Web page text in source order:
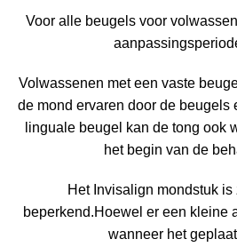
Voor alle beugels voor
Volwassenen met een vaste
de mond ervaren door de beugels
linguale beugel kan de tong ook
het begin van de
Het Invisalign mondstuk is
beperkend.Hoewel er een kleine
wanneer het